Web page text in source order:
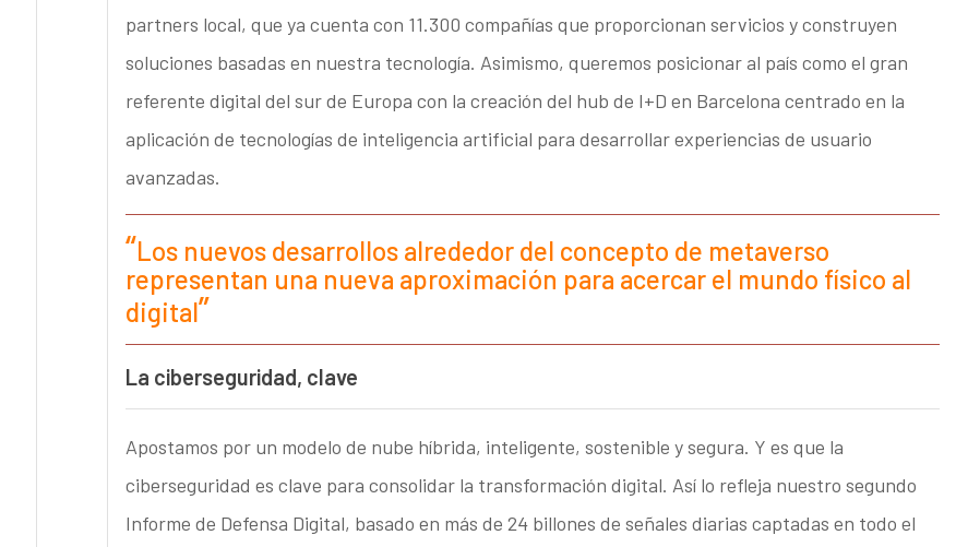
partners local, que ya cuenta con 11.300 compañías que proporcionan servicios y construyen
soluciones basadas en nuestra tecnología. Asimismo, queremos posicionar al país como el gran
referente digital del sur de Europa con la creación del hub de I+D en Barcelona centrado en la
aplicación de tecnologías de inteligencia artificial para desarrollar experiencias de usuario
avanzadas.
Los nuevos desarrollos alrededor del concepto de metaverso
representan una nueva aproximación para acercar el mundo físico al
digital
La ciberseguridad, clave
Apostamos por un modelo de nube híbrida, inteligente, sostenible y segura. Y es que la
ciberseguridad es clave para consolidar la transformación digital. Así lo refleja nuestro segundo
Informe de Defensa Digital, basado en más de 24 billones de señales diarias captadas en todo el